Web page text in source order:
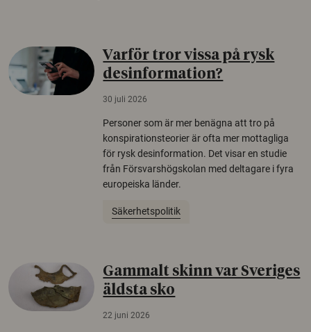
Varför tror vissa på rysk
desinformation?
30 juli 2026
Personer som är mer benägna att tro på
konspirationsteorier är ofta mer mottagliga
för rysk desinformation. Det visar en studie
från Försvarshögskolan med deltagare i fyra
europeiska länder.
Säkerhetspolitik
Gammalt skinn var Sveriges
äldsta sko
22 juni 2026